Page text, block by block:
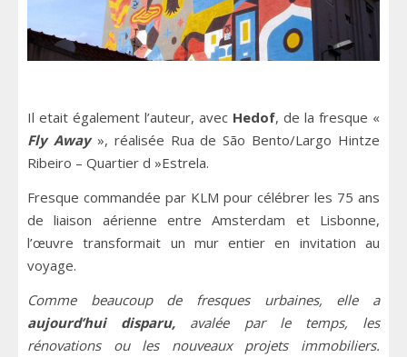
Il etait également l’auteur, avec Hedof, de la fresque «
Fly Away», réalisée Rua de São Bento/Largo Hintze
Ribeiro – Quartier d »Estrela.
Fresque commandée par KLM pour célébrer les 75 ans
de liaison aérienne entre Amsterdam et Lisbonne,
l’œuvre transformait un mur entier en invitation au
voyage.
Comme beaucoup de fresques urbaines, elle a
aujourd’hui disparu, avalée par le temps, les
rénovations ou les nouveaux projets immobiliers.